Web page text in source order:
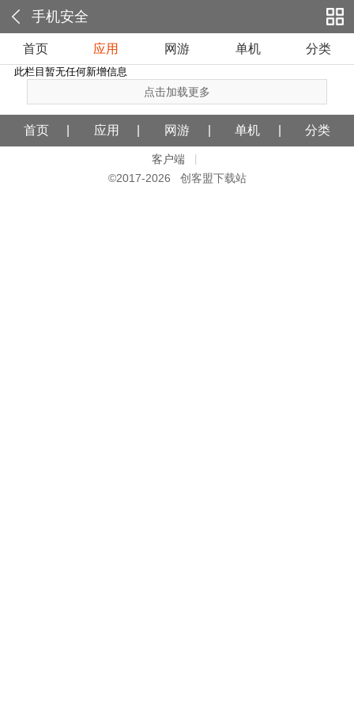
手机安全
首页 应用 网游 单机 分类
此栏目暂无任何新增信息
点击加载更多
首页 应用 网游 单机 分类
客户端
©2017-2026 创客盟下载站